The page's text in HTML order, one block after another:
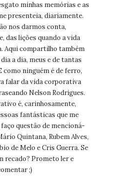
minhas memórias e as
presenteia, diariamente.
nos darmos conta,
das lições quando a vida
Aqui compartilho também
a dia, meus e de tantas
como ninguém é de ferro,
falar da vida corporativa
Nelson Rodrigues.
é, carinhosamente,
fantásticas que me
questão de mencioná-
Quintana, Rubem Alves,
de Melo e Cris Guerra. Se
recado? Prometo ler e
;)